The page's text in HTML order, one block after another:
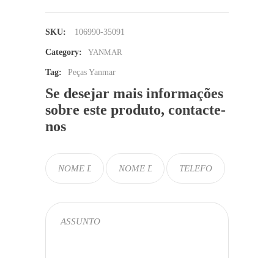
SKU: 106990-35091
Category: YANMAR
Tag: Peças Yanmar
Se desejar mais informações
sobre este produto, contacte-
nos